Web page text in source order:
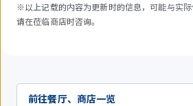
※以上记载的内容为更新时的信息，可能与实
请在莅临商店时咨询。
前往餐厅、商店一览